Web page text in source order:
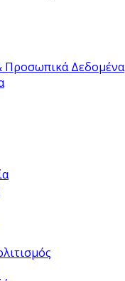
Προσωπικά Δεδομένα